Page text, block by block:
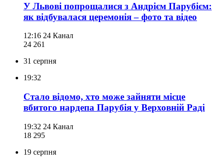
У Львові попрощалися з Андрієм Парубієм:
як відбувалася церемонія – фото та відео
12:16 24 Канал
24 261
31 серпня
19:32
Стало відомо, хто може зайняти місце
вбитого нардепа Парубія у Верховній Раді
19:32 24 Канал
18 295
19 серпня